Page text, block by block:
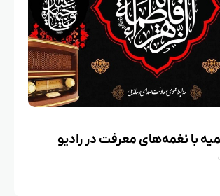
با نغمه‌های معرفت در رادیو